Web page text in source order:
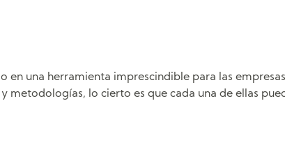
una herramienta imprescindible para las
lo cierto es que cada una de ellas